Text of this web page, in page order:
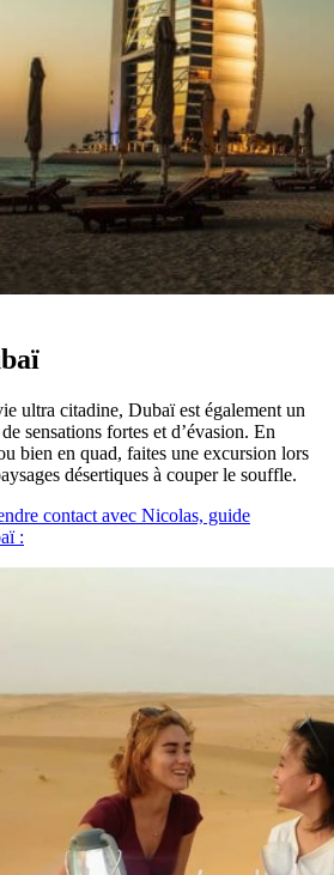
ultra citadine, Dubaï est également un
sensations fortes et d’évasion. En
bien en quad, faites une excursion lors
désertiques à couper le souffle.
contact avec Nicolas, guide
: